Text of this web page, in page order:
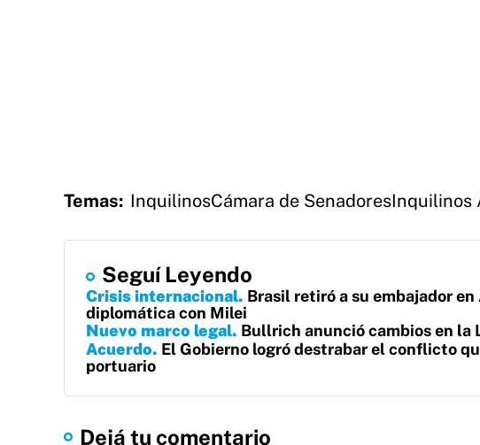
Temas: InquilinosCámara de SenadoresInquilinos
Seguí Leyendo
Crisis internacional Brasil retiró a su embajador
diplomática con Milei
Nuevo marco legal Bullrich anunció cambios en la
Acuerdo El Gobierno logró destrabar el conflicto
portuario
Dejá tu comentario